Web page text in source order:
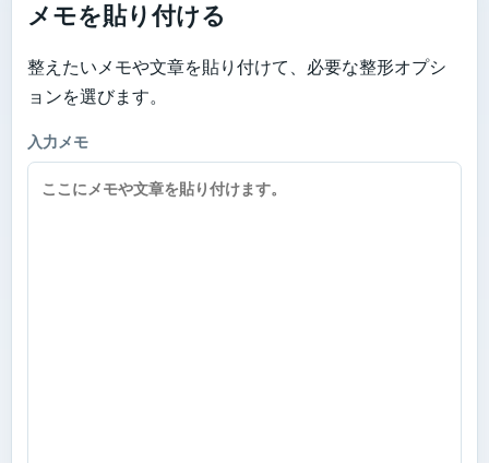
メモを貼り付ける
整えたいメモや文章を貼り付けて、必要な整形オプシ
ョンを選びます。
入力メモ